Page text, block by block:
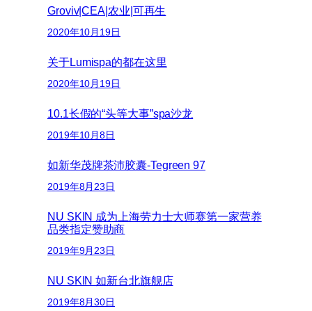
Groviv|CEA|农业|可再生
2020年10月19日
关于Lumispa的都在这里
2020年10月19日
10.1长假的“头等大事”spa沙龙
2019年10月8日
如新华茂牌茶沛胶囊-Tegreen 97
2019年8月23日
NU SKIN 成为上海劳力士大师赛第一家营养
品类指定赞助商
2019年9月23日
NU SKIN 如新台北旗舰店
2019年8月30日